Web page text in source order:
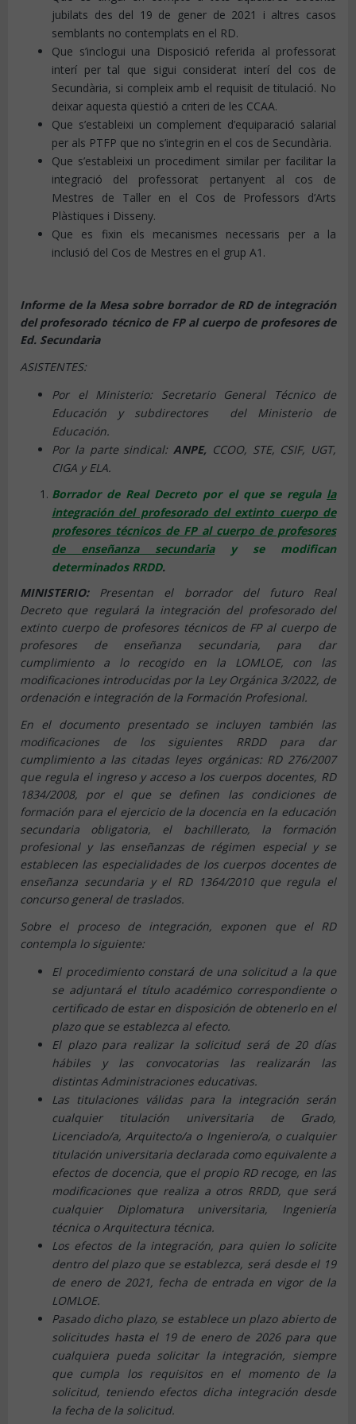
jubilats des del 19 de gener de 2021 i altres casos
semblants no contemplats en el RD.
Que s’inclogui una Disposició referida al professorat
interí per tal que sigui considerat interí del cos de
Secundària, si compleix amb el requisit de titulació. No
deixar aquesta qüestió a criteri de les CCAA.
Que s’estableixi un complement d’equiparació salarial
per als PTFP que no s’integrin en el cos de Secundària.
Que s’estableixi un procediment similar per facilitar la
integració del professorat pertanyent al cos de
Mestres de Taller en el Cos de Professors d’Arts
Plàstiques i Disseny.
Que es fixin els mecanismes necessaris per a la
inclusió del Cos de Mestres en el grup A1.
Informe de la Mesa sobre borrador de RD de integración
del profesorado técnico de FP al cuerpo de profesores de
Ed. Secundaria
ASISTENTES:
Por el Ministerio: Secretario General Técnico de
Educación y subdirectores del Ministerio de
Educación.
Por la parte sindical: ANPE, CCOO, STE, CSIF, UGT,
CIGA y ELA.
Borrador de Real Decreto por el que se regula la
integración del profesorado del extinto cuerpo de
profesores técnicos de FP al cuerpo de profesores
de enseñanza secundariay se modifican
determinados RRDD.
MINISTERIO: Presentan el borrador del futuro Real
Decreto que regulará la integración del profesorado del
extinto cuerpo de profesores técnicos de FP al cuerpo de
profesores de enseñanza secundaria, para dar
cumplimiento a lo recogido en la LOMLOE, con las
modificaciones introducidas por la Ley Orgánica 3/2022, de
ordenación e integración de la Formación Profesional.
En el documento presentado se incluyen también las
modificaciones de los siguientes RRDD para dar
cumplimiento a las citadas leyes orgánicas: RD 276/2007
que regula el ingreso y acceso a los cuerpos docentes, RD
1834/2008, por el que se definen las condiciones de
formación para el ejercicio de la docencia en la educación
secundaria obligatoria, el bachillerato, la formación
profesional y las enseñanzas de régimen especial y se
establecen las especialidades de los cuerpos docentes de
enseñanza secundaria y el RD 1364/2010 que regula el
concurso general de traslados.
Sobre el proceso de integración, exponen que el RD
contempla lo siguiente:
El procedimiento constará de una solicitud a la que
se adjuntará el título académico correspondiente o
certificado de estar en disposición de obtenerlo en el
plazo que se establezca al efecto.
El plazo para realizar la solicitud será de 20 días
hábiles y las convocatorias las realizarán las
distintas Administraciones educativas.
Las titulaciones válidas para la integración serán
cualquier titulación universitaria de Grado,
Licenciado/a, Arquitecto/a o Ingeniero/a, o cualquier
titulación universitaria declarada como equivalente a
efectos de docencia, que el propio RD recoge, en las
modificaciones que realiza a otros RRDD, que será
cualquier Diplomatura universitaria, Ingeniería
técnica o Arquitectura técnica.
Los efectos de la integración, para quien lo solicite
dentro del plazo que se establezca, será desde el 19
de enero de 2021, fecha de entrada en vigor de la
LOMLOE.
Pasado dicho plazo, se establece un plazo abierto de
solicitudes hasta el 19 de enero de 2026 para que
cualquiera pueda solicitar la integración, siempre
que cumpla los requisitos en el momento de la
solicitud, teniendo efectos dicha integración desde
la fecha de la solicitud.